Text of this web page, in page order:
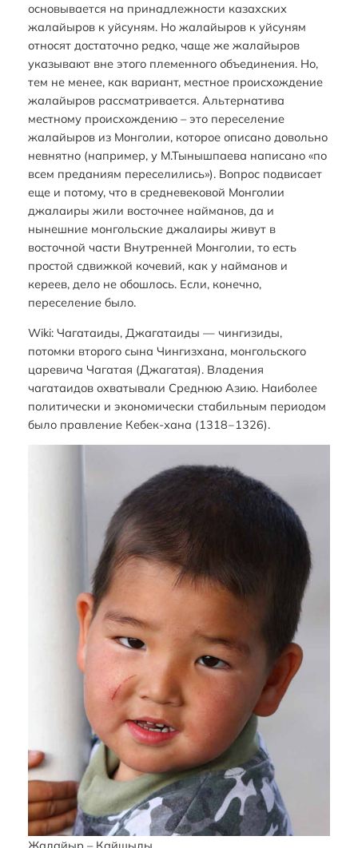
основывается на принадлежности казахских
жалайыров к уйсуням. Но жалайыров к уйсуням
относят достаточно редко, чаще же жалайыров
указывают вне этого племенного объединения. Но,
тем не менее, как вариант, местное происхождение
жалайыров рассматривается. Альтернатива
местному происхождению – это переселение
жалайыров из Монголии, которое описано довольно
невнятно (например, у М.Тынышпаева написано «по
всем преданиям переселились»). Вопрос подвисает
еще и потому, что в средневековой Монголии
джалаиры жили восточнее найманов, да и
нынешние монгольские джалаиры живут в
восточной части Внутренней Монголии, то есть
простой сдвижкой кочевий, как у найманов и
кереев, дело не обошлось. Если, конечно,
переселение было.
Wiki: Чагатаиды, Джагатаиды — чингизиды,
потомки второго сына Чингизхана, монгольского
царевича Чагатая (Джагатая). Владения
чагатаидов охватывали Среднюю Азию. Наиболее
политически и экономически стабильным периодом
было правление Кебек-хана (1318‒1326).